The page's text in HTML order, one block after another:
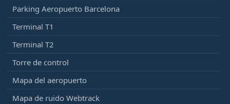
Parking Aeropuerto Barcelona
Terminal T1
Terminal T2
Torre de control
Mapa del aeropuerto
Mapa de ruido Webtrack